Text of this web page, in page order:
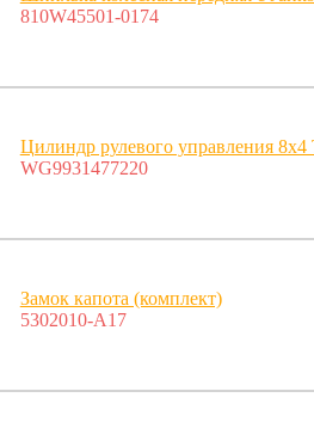
810W45501-0174
Цилиндр рулевого управления 8х4
WG9931477220
Замок капота (комплект)
5302010-A17